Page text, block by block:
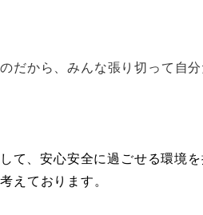
だから、みんな張り切って自
て、安心安全に過ごせる環境
えております。